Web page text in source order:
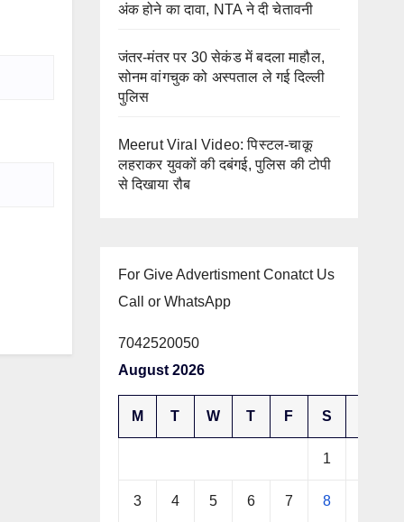
अंक होने का दावा, NTA ने दी चेतावनी
जंतर-मंतर पर 30 सेकंड में बदला माहौल,
सोनम वांगचुक को अस्पताल ले गई दिल्ली
पुलिस
Meerut Viral Video: पिस्टल-चाकू
लहराकर युवकों की दबंगई, पुलिस की टोपी
से दिखाया रौब
For Give Advertisment Conatct Us
Call or WhatsApp
7042520050
August 2026
M T W T F S
1
3 4 5 6 7 8